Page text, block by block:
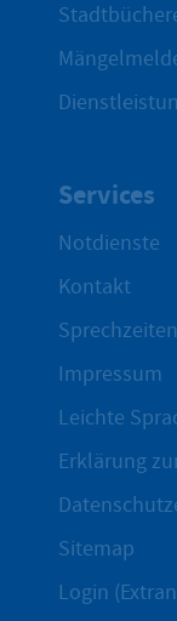
Services
Notdienste
Kontakt
Impressum
Leichte
Erklärung
Sitemap
Login